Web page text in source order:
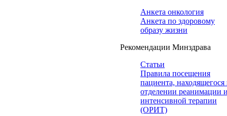
Анкета онкология
Анкета по здоровому
образу жизни
Рекомендации Минздрава
Статьи
Правила посещения
пациента, находящегося
отделении реанимации и
интенсивной терапии
(ОРИТ)